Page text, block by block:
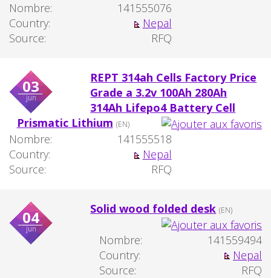
Nombre:
141555076
Country:
Nepal
Source:
RFQ
03
jun
REPT 314ah Cells Factory Price
Grade a 3.2v 100Ah 280Ah
314Ah Lifepo4 Battery Cell
Prismatic Lithium (EN)
Nombre:
141555518
Country:
Nepal
Source:
RFQ
04
jun
Solid wood folded desk (EN)
Nombre:
141559494
Country:
Nepal
Source:
RFQ